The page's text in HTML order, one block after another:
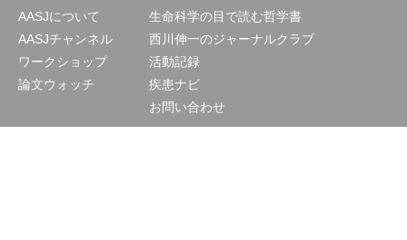
AASJについて
AASJチャンネル
ワークショップ
論文ウォッチ
生命科学の目で読む哲学書
西川伸一のジャーナルクラブ
活動記録
疾患ナビ
お問い合わせ